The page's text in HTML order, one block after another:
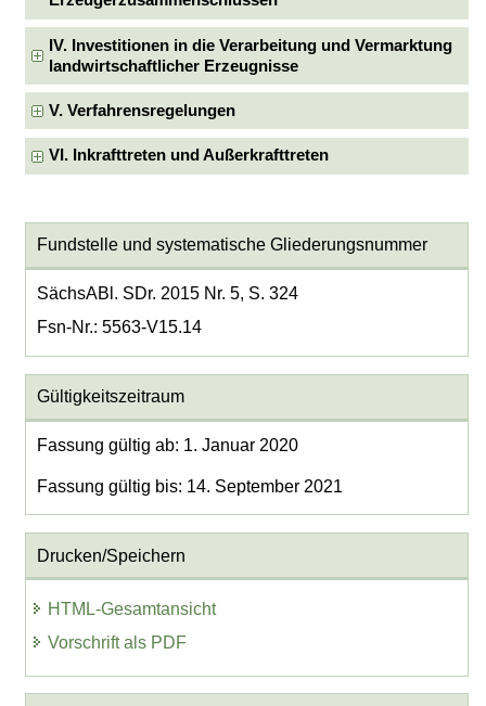
IV. Investitionen in die Verarbeitung und Vermarktung
landwirtschaftlicher Erzeugnisse
V. Verfahrensregelungen
VI. Inkrafttreten und Außerkrafttreten
Fundstelle und systematische Gliederungsnummer
SächsABl. SDr. 2015 Nr. 5, S. 324
Fsn-Nr.: 5563-V15.14
Gültigkeitszeitraum
Fassung gültig ab: 1. Januar 2020
Fassung gültig bis: 14. September 2021
Drucken/Speichern
HTML-Gesamtansicht
Vorschrift als PDF